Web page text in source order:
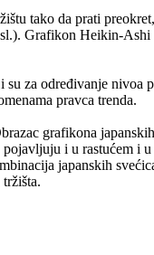
tako da prati
Grafikon Heikin-Ashi
za određivanje nivoa
pravca trenda.
grafikona
i u rastućem i
japanskih